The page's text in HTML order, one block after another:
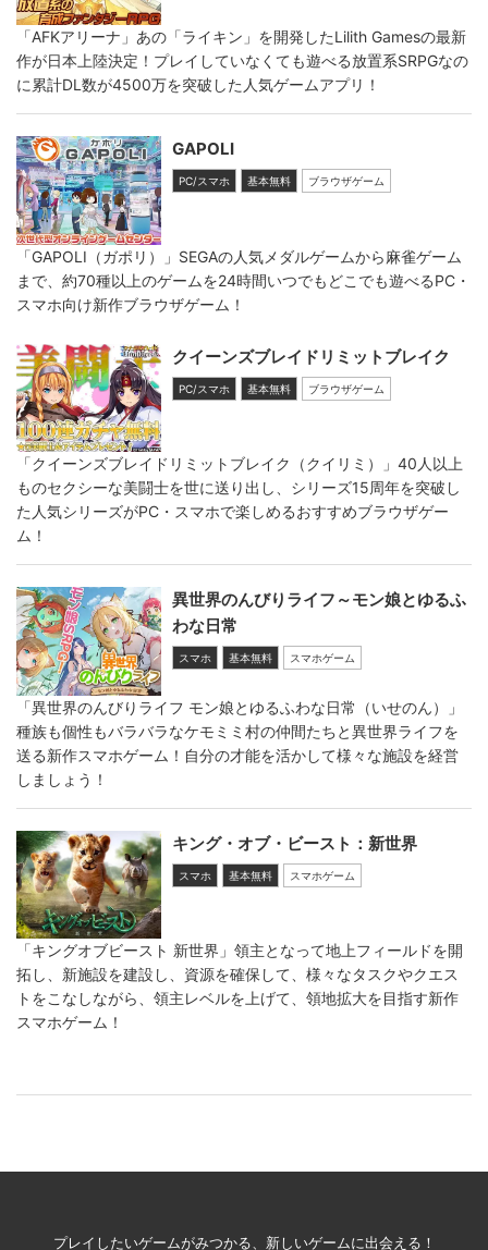
「AFKアリーナ」あの「ライキン」を開発したLilith Gamesの最新
作が日本上陸決定！プレイしていなくても遊べる放置系SRPGなの
に累計DL数が4500万を突破した人気ゲームアプリ！
GAPOLI
PC/スマホ 基本無料 ブラウザゲーム
「GAPOLI（ガポリ）」SEGAの人気メダルゲームから麻雀ゲーム
まで、約70種以上のゲームを24時間いつでもどこでも遊べるPC・
スマホ向け新作ブラウザゲーム！
クイーンズブレイドリミットブレイク
PC/スマホ 基本無料 ブラウザゲーム
「クイーンズブレイドリミットブレイク（クイリミ）」40人以上
ものセクシーな美闘士を世に送り出し、シリーズ15周年を突破し
た人気シリーズがPC・スマホで楽しめるおすすめブラウザゲー
ム！
異世界のんびりライフ～モン娘とゆるふ
わな日常
スマホ 基本無料 スマホゲーム
「異世界のんびりライフ モン娘とゆるふわな日常（いせのん）」
種族も個性もバラバラなケモミミ村の仲間たちと異世界ライフを
送る新作スマホゲーム！自分の才能を活かして様々な施設を経営
しましょう！
キング・オブ・ビースト：新世界
スマホ 基本無料 スマホゲーム
「キングオブビースト 新世界」領主となって地上フィールドを開
拓し、新施設を建設し、資源を確保して、様々なタスクやクエス
トをこなしながら、領主レベルを上げて、領地拡大を目指す新作
スマホゲーム！
プレイしたいゲームがみつかる、新しいゲームに出会える！